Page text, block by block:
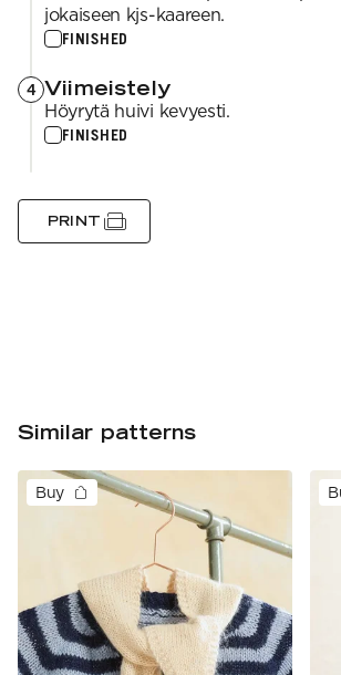
jokaiseen kjs-kaareen.
FINISHED
4 Viimeistely
Höyrytä huivi kevyesti.
FINISHED
PRINT
Similar patterns
Buy